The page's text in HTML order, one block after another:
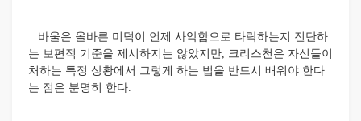
바울은 올바른 미덕이 언제 사악함으로 타락하는지 진단하
는 보편적 기준을 제시하지는 않았지만, 크리스천은 자신들이
처하는 특정 상황에서 그렇게 하는 법을 반드시 배워야 한다
는 점은 분명히 한다.